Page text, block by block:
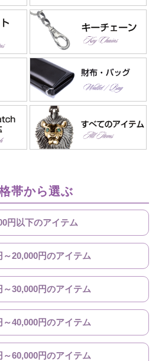
帯から選ぶ
円以下のアイテム
～20,000円のアイテム
～30,000円のアイテム
～40,000円のアイテム
～60,000円のアイテム